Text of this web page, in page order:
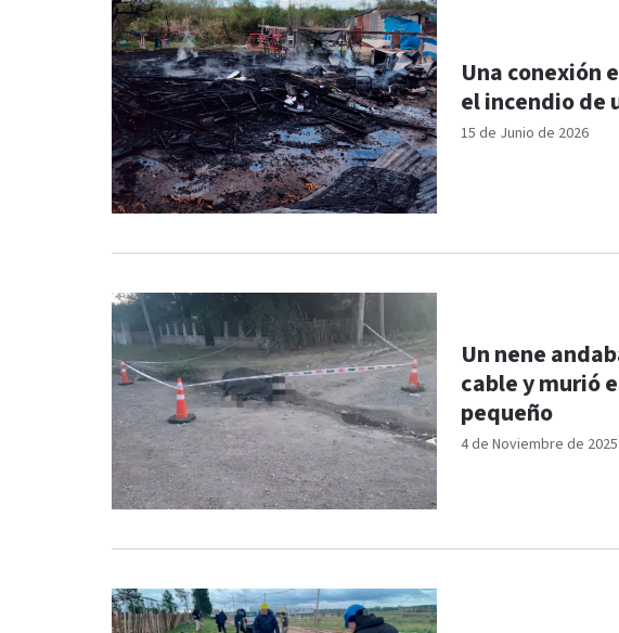
15 de Junio de 2026
Una conexión
el incendio de
4 de Noviembre de 2025
Un nene
cable y murió
pequeño